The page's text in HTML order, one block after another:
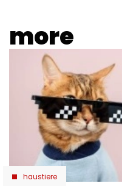
more
haustiere